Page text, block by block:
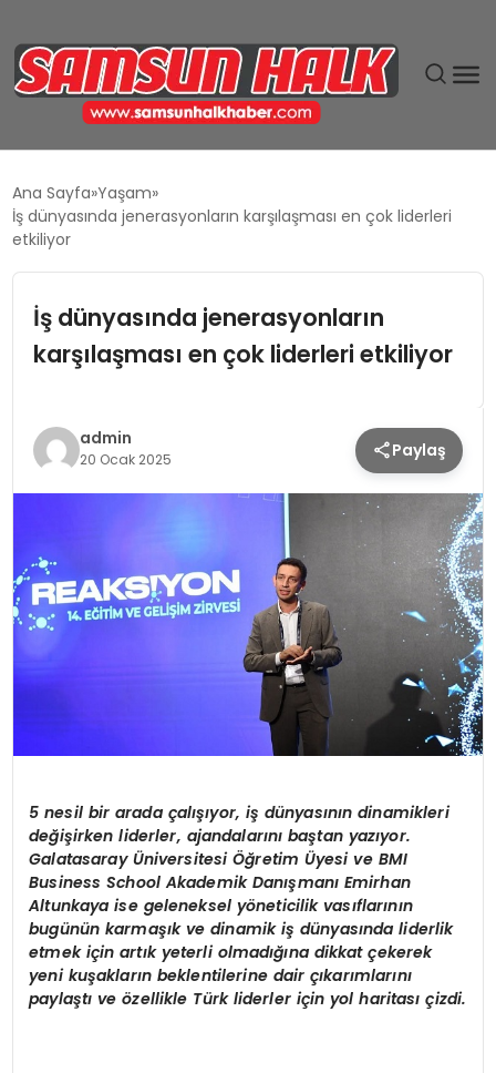
EĞITIM
GÜNDEM
SIYASET
TEKNOLOJI
YAŞAM
Ana Sayfa Yaşam
İş dünyasında jenerasyonların karşılaşması en çok liderleri
etkiliyor
İş dünyasında jenerasyonların
karşılaşması en çok liderleri etkiliyor
admin
20 Ocak 2025 Paylaş
5 nesil bir arada çalışıyor, iş dünyasının dinamikleri
değişirken liderler, ajandalarını baştan yazıyor.
Galatasaray Üniversitesi Öğretim Üyesi ve BMI
Business School Akademik Danışmanı Emirhan
Altunkaya ise geleneksel yöneticilik vasıflarının
bugünün karmaşık ve dinamik iş dünyasında liderlik
etmek için artık yeterli olmadığına dikkat çekerek
yeni kuşakların beklentilerine dair çıkarımlarını
paylaştıveözellikle Türk liderler için yol haritası çizdi.